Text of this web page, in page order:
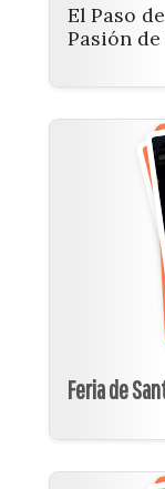
El Paso
Pasión
Feria de